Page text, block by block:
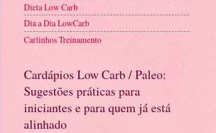
Dieta Low Carb
Dia a Dia LowCarb
Carlinhos Treinamento
Cardápios Low Carb / Paleo:
Sugestões práticas para
iniciantes e para quem já está
alinhado